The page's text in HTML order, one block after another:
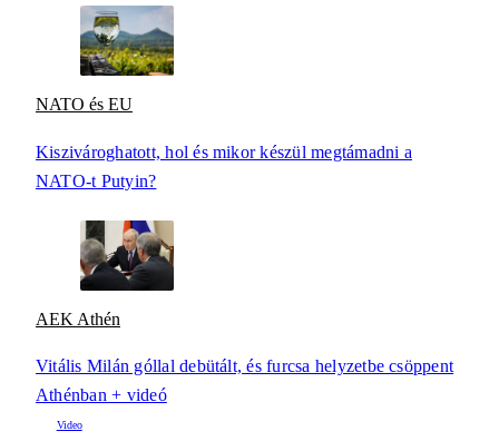
NATO és EU
Kiszivároghatott, hol és mikor készül megtámadni a
NATO-t Putyin?
AEK Athén
Vitális Milán góllal debütált, és furcsa helyzetbe csöppent
Athénban + videó